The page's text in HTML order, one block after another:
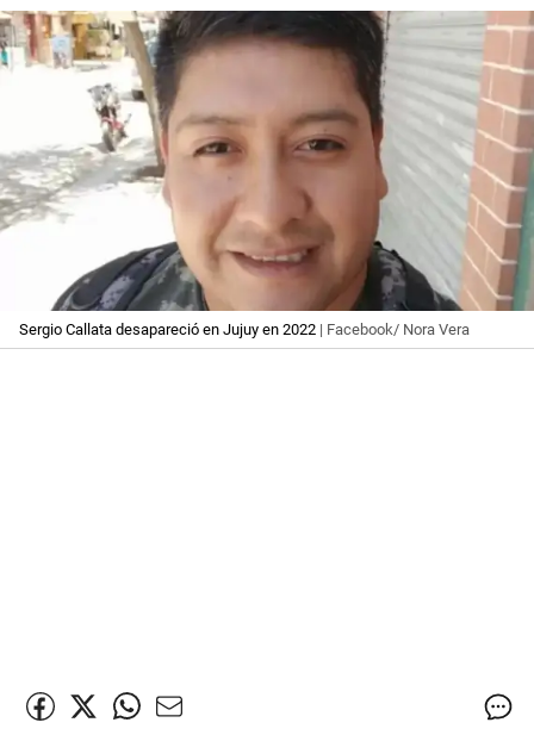
Sergio Callata desapareció en Jujuy en 2022 | Facebook/ Nora Vera